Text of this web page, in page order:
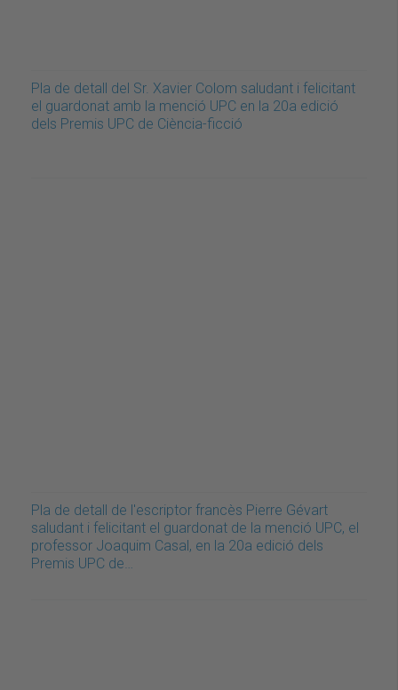
Pla de detall del Sr. Xavier Colom saludant i felicitant
el guardonat amb la menció UPC en la 20a edició
dels Premis UPC de Ciència-ficció
Pla de detall de l'escriptor francès Pierre Gévart
saludant i felicitant el guardonat de la menció UPC, el
professor Joaquim Casal, en la 20a edició dels
Premis UPC de…